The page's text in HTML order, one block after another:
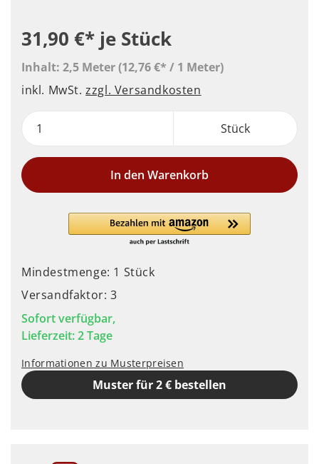
31,90 €* je Stück
Inhalt: 2,5 Meter(12,76 €* / 1 Meter)
inkl. MwSt.zzgl. Versandkosten
Stück
In den Warenkorb
Mindestmenge: 1 Stück
Versandfaktor: 3
Sofort verfügbar,
Lieferzeit: 2 Tage
Informationen zu Musterpreisen
Muster für 2 € bestellen